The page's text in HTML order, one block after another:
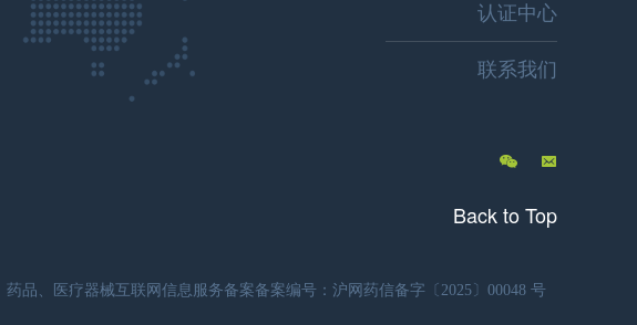
认证中心
联系我们
Back to Top
药品、医疗器械互联网信息服务备案备案编号：沪网药信备字〔2025〕00048 号